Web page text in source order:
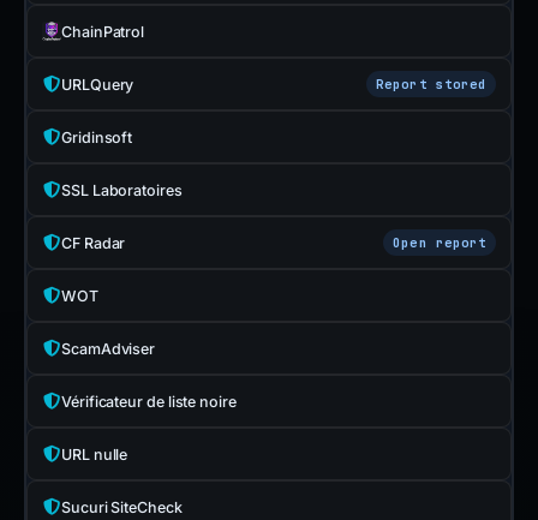
ChainPatrol
URLQuery Report stored
Gridinsoft
SSL Laboratoires
CF Radar Open report
WOT
ScamAdviser
Vérificateur de liste noire
URL nulle
Sucuri SiteCheck